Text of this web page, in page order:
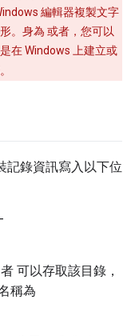
編輯器複製文字
。身為 或者，您可以
在 Windows 上建立或
記錄資訊寫入以下位
可以存取該目錄，
稱為